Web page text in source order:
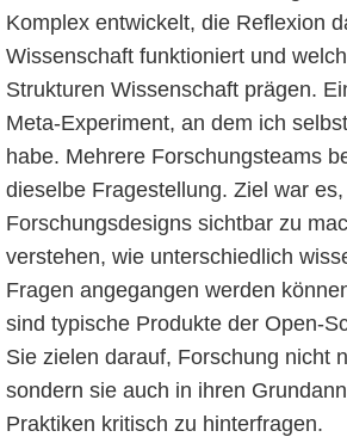
Komplex entwickelt, die Reflexion
Wissenschaft funktioniert und
Strukturen Wissenschaft prägen.
Meta-Experiment, an dem ich
habe. Mehrere Forschungsteams
dieselbe Fragestellung. Ziel war
Forschungsdesigns sichtbar zu
verstehen, wie unterschiedlich
Fragen angegangen werden
sind typische Produkte der Open-
Sie zielen darauf, Forschung nicht
sondern sie auch in ihren
Praktiken kritisch zu hinterfragen.